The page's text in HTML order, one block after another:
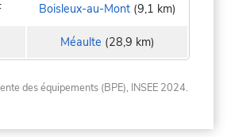
Boisleux-au-Mont(9,1 km)
Méaulte (28,9 km)
des équipements (BPE), INSEE 2024.